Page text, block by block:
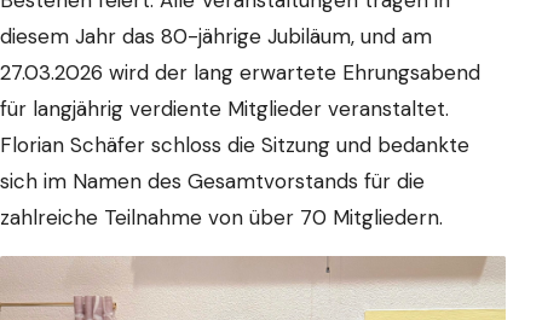
diesem Jahr das 80-jährige Jubiläum, und am
27.03.2026 wird der lang erwartete Ehrungsabend
für langjährig verdiente Mitglieder veranstaltet.
Florian Schäfer schloss die Sitzung und bedankte
sich im Namen des Gesamtvorstands für die
zahlreiche Teilnahme von über 70 Mitgliedern.